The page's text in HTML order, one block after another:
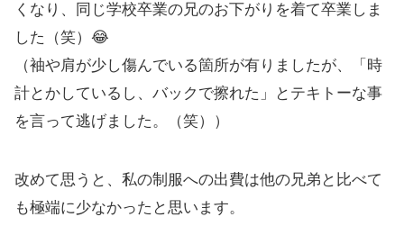
くなり、同じ学校卒業の兄のお下がりを着て卒業しま
した（笑）😂
（袖や肩が少し傷んでいる箇所が有りましたが、「時
計とかしているし、バックで擦れた」とテキトーな事
を言って逃げました。（笑））
改めて思うと、私の制服への出費は他の兄弟と比べて
も極端に少なかったと思います。